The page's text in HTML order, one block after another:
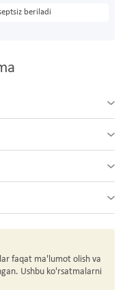
beriladi
faqat ma'lumot olish va
Ushbu ko'rsatmalarni